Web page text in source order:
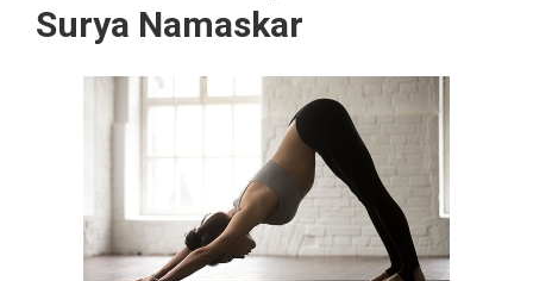
Surya Namaskar